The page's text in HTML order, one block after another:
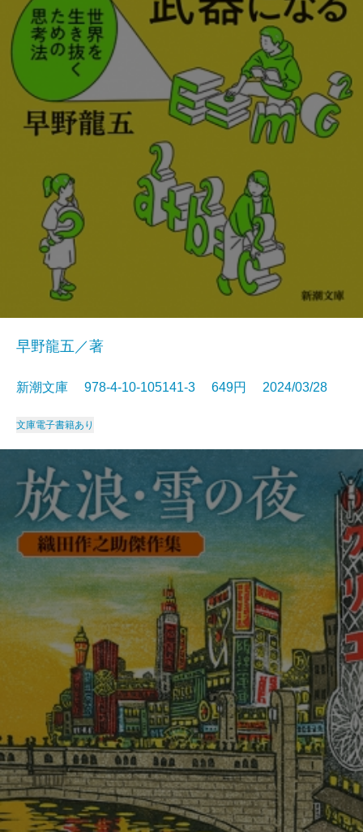
早野龍五／著
新潮文庫 978-4-10-105141-3 649円 2024/03/28
文庫電子書籍あり